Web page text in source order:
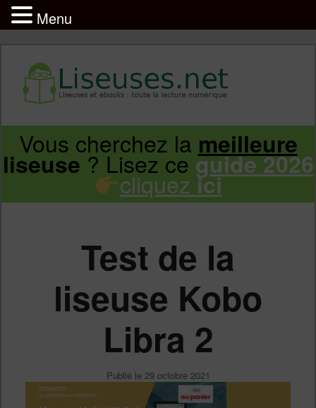
Infos sur les liseuses Kindle, Kobo,
Vivlio, Pocketbook
Aller
Aller
Vous cherchez la meilleure
liseuse? Lisez ceguide 2026
cliquez ici
Test de la
liseuse Kobo
Libra 2
Publié le 29 octobre 2021
Menu